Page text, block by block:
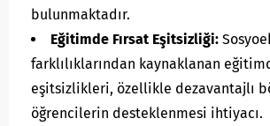
bulunmaktadır.
Eğitimde Fırsat Eşitsizliği:
farklılıklarından kaynaklanan
eşitsizlikleri, özellikle dezavantajlı
öğrencilerin desteklenmesi ihtiyacı.